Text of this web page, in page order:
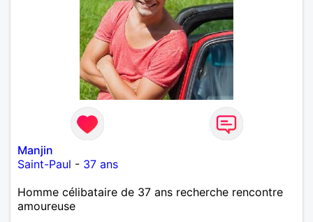
Manjin
Saint-Paul - 37 ans
Homme célibataire de 37 ans recherche rencontre
amoureuse